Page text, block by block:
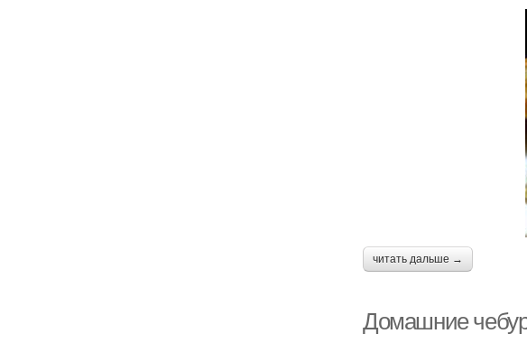
читать дальше →
Домашние